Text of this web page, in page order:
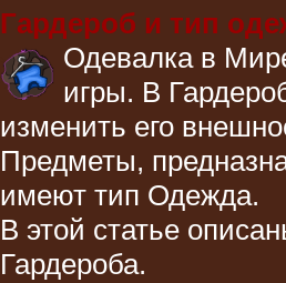
Гардероб и тип
Одевалка в
игры. В
изменить его
Предметы,
имеют тип Одежда.
В этой статье
Гардероба.